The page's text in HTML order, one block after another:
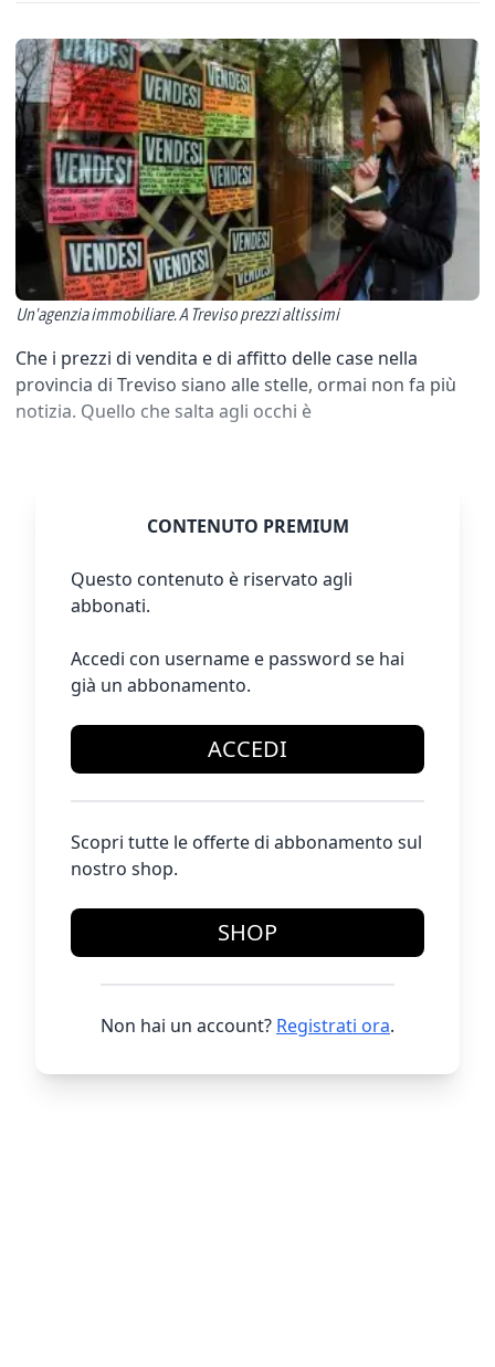
Un'agenzia immobiliare. A Treviso prezzi altissimi
Che i prezzi di vendita e di affitto delle case nella
provincia di Treviso siano alle stelle, ormai non fa più
notizia. Quello che salta agli occhi è
CONTENUTO PREMIUM
Questo contenuto è riservato agli
abbonati.
Accedi con username e password se hai
già un abbonamento.
ACCEDI
Scopri tutte le offerte di abbonamento sul
nostro shop.
SHOP
Non hai un account? Registrati ora.